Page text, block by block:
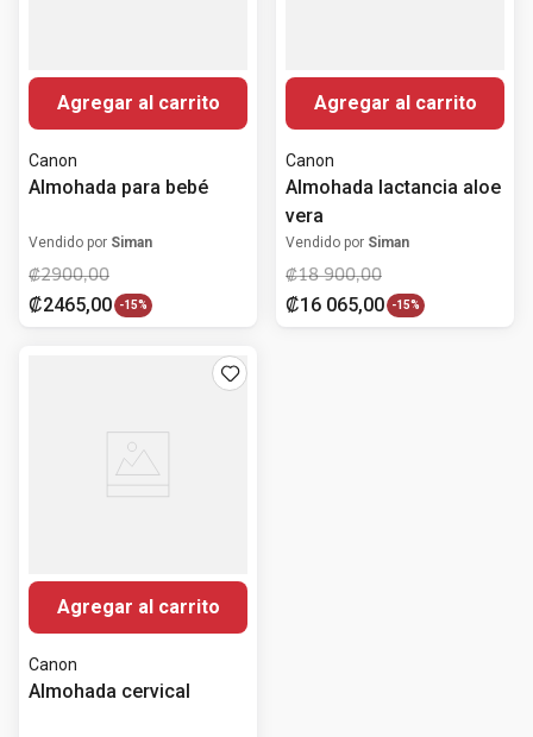
Agregar al carrito
Canon
Almohada para bebé
Vendido por Siman
₡2900,00
₡2465,00 -15%
Agregar al carrito
Canon
Almohada lactancia aloe
vera
Vendido por Siman
₡18 900,00
₡16 065,00 -15%
Agregar al carrito
Canon
Almohada cervical